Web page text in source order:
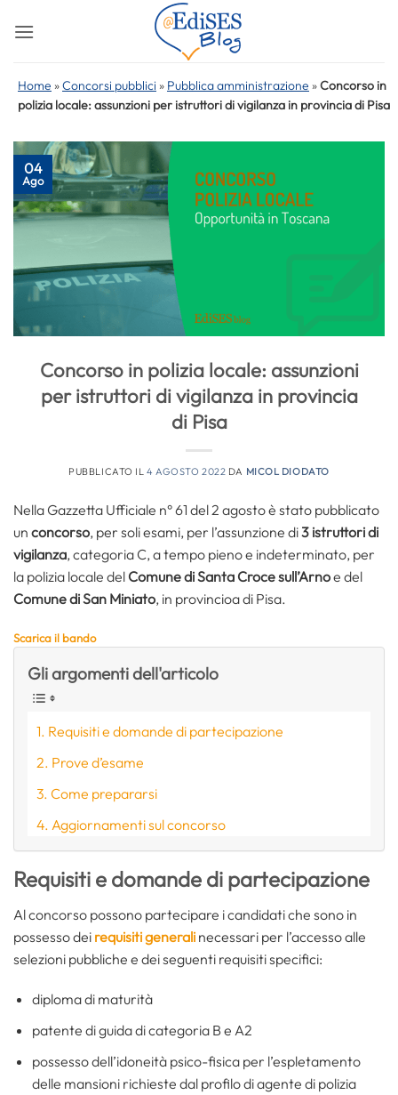
Home »Concorsi pubblici » Pubblica amministrazione »Concorso in
polizia locale: assunzioni per istruttori di vigilanza in provincia di Pisa
04
Ago
Concorso in polizia locale: assunzioni
per istruttori di vigilanza in provincia
di Pisa
PUBBLICATO IL4 AGOSTO 2022 DA MICOL DIODATO
Nella Gazzetta Ufficiale n° 61 del 2 agosto è stato pubblicato
un concorso, per soli esami, per l’assunzione di3 istruttori di
vigilanza, categoria C, a tempo pieno e indeterminato, per
la polizia locale del Comune di Santa Croce sull’Arnoe del
Comune di San Miniato, in provincioa di Pisa.
Scarica il bando
Gli argomenti dell'articolo
Requisiti e domande di partecipazione
Prove d’esame
Come prepararsi
Aggiornamenti sul concorso
Requisiti e domande di partecipazione
Al concorso possono partecipare i candidati che sono in
possesso dei requisiti generali necessari per l’accesso alle
selezioni pubbliche e dei seguenti requisiti specifici:
diploma di maturità
patente di guida di categoria B e A2
possesso dell’idoneità psico-fisica per l’espletamento
delle mansioni richieste dal profilo di agente di polizia